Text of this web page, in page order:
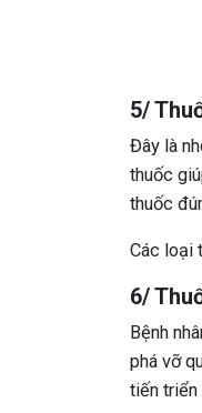
5/
Đây là
thuốc
thuốc
Các loại
6/
Bệnh
phá vỡ
tiến triển